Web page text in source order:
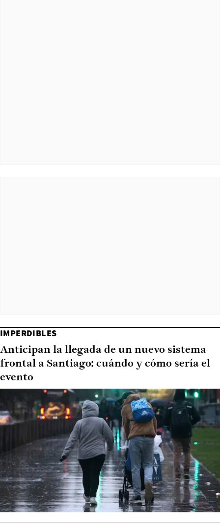
IMPERDIBLES
Anticipan la llegada de un nuevo sistema
frontal a Santiago: cuándo y cómo sería el
evento